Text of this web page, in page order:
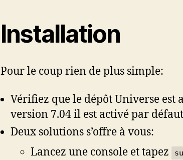
Installation
Pour le coup rien de plus simple:
Vérifiez que le dépôt Universe est
version 7.04 il est activé par
Deux solutions s’offre à vous:
Lancez une console et tapez